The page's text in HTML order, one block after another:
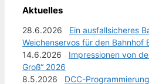
Aktuelles
28.6.2026 Ein ausfallsicheres
Weichenservos für den Bahnhof
14.6.2026 Impressionen von
Groß“ 2026
8.5.2026 DCC-